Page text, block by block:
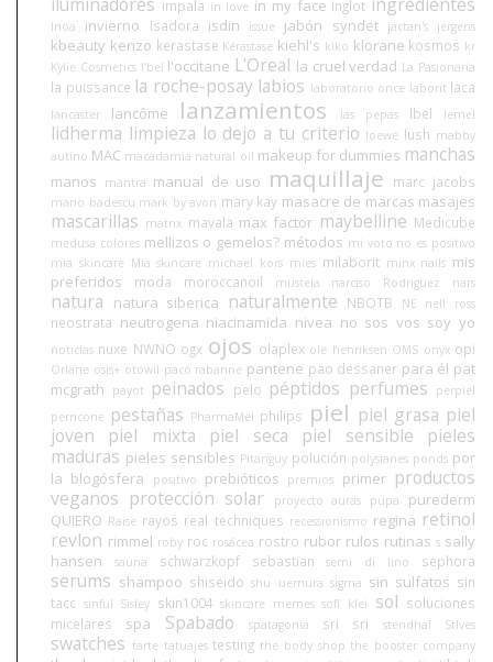
impala in love in my face inglot
Inoa invierno Isadora isdin issue jabón syndet jactan's jergens
kbeauty kenzo kerastase Kérastase kiehl's kiko klorane kosmos kr
Kylie Cosmetics l'bel l'occitane L'Oreal la cruel verdad La Pasionaria
la puissance la roche-posay labios laboratorio once laborit laca
lancaster lancôme lanzamientos las pepas lbel lemel
lidherma limpieza lo dejo a tu criterio loewe lush mabby
autino MAC macadamia natural oil makeup for dummies manchas
manos mantra manual de uso maquillaje marc jacobs
mario badescu mark by avon mary kay masacre de marcas masajes
mascarillas matrix mavala max factor maybelline Medicube
medusa colores mellizos o gemelos? métodos mi voto no es positivo
mia skincare Mía skincare michael kors mies milaborit minx nails mis
preferidos
moda moroccanoil mustela narciso Rodriguez nars
natura natura siberica naturalmente NBOTB NE nell ross
neostrata neutrogena niacinamida nivea no sos vos soy yo
noticias nuxe NWNO ogx ojos olaplex ole henriksen OMS onyx opi
Orlane osis+ otowil paco rabanne pantene pao dessaner para él pat
mcgrath
payot peinados pelo péptidos perfumes
perpiel
perricone pestañas PharmaMel philips piel piel grasa piel
joven
piel mixta piel seca piel sensible
pieles
maduras pieles sensibles Pitanguy polución polysianes ponds por
la blogósfera
positivo prebióticos premios primer productos
veganos protección solar proyecto auras pupa
purederm
QUIERO Raise rayos real techniques recessionismo regina retinol
revlon rimmel roby roc rosácea rostro rubor rulos rutinas s sally
hansen
sauna schwarzkopf sebastian semi di lino sephora
serums shampoo shiseido shu uemura sigma sin sulfatos sin
tacc sinful Sisley skin1004 skincare memes sofí klei sol soluciones
micelares
spa Spabado spatagonia sri sri stendhal StIves
swatches tarte tatuajes testing the body shop the booster company